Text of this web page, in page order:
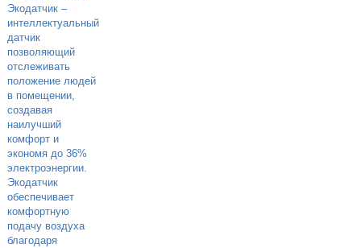
Экодатчик –
интеллектуальный
датчик
позволяющий
отслеживать
положение людей
в помещении,
создавая
наилучший
комфорт и
экономя до 36%
электроэнергии.
Экодатчик
обеспечивает
комфортную
подачу воздуха
благодаря